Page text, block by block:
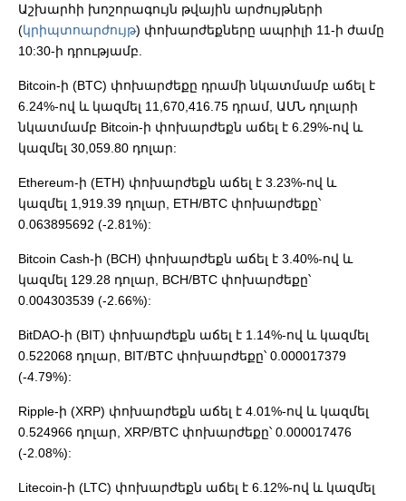
Աշխարհի խոշորագույն թվային արժույթների
(կրիպտոարժույթ) փոխարժեքները ապրիլի 11-ի ժամը
10:30-ի դրությամբ.
Bitcoin-ի (BTC) փոխարժեքը դրամի նկատմամբ աճել է
6.24%-ով և կազմել 11,670,416.75 դրամ, ԱՄՆ դոլարի
նկատմամբ Bitcoin-ի փոխարժեքն աճել է 6.29%-ով և
կազմել 30,059.80 դոլար:
Ethereum-ի (ETH) փոխարժեքն աճել է 3.23%-ով և
կազմել 1,919.39 դոլար, ETH/BTC փոխարժեքը՝
0.063895692 (-2.81%):
Bitcoin Cash-ի (BCH) փոխարժեքն աճել է 3.40%-ով և
կազմել 129.28 դոլար, BCH/BTC փոխարժեքը՝
0.004303539 (-2.66%):
BitDAO-ի (BIT) փոխարժեքն աճել է 1.14%-ով և կազմել
0.522068 դոլար, BIT/BTC փոխարժեքը՝ 0.000017379
(-4.79%):
Ripple-ի (XRP) փոխարժեքն աճել է 4.01%-ով և կազմել
0.524966 դոլար, XRP/BTC փոխարժեքը՝ 0.000017476
(-2.08%):
Litecoin-ի (LTC) փոխարժեքն աճել է 6.12%-ով և կազմել